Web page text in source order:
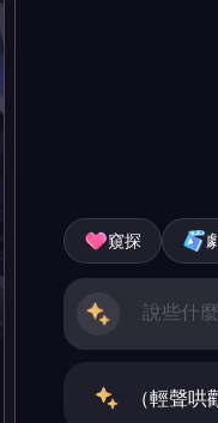
窺探
（輕聲